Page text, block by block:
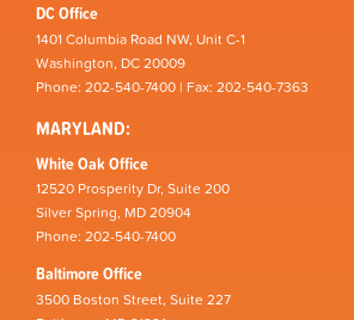
DC Office
1401 Columbia Road NW, Unit C-1
Washington, DC 20009
Phone: 202-540-7400 | Fax: 202-540-7363
MARYLAND:
White Oak Office
12520 Prosperity Dr, Suite 200
Silver Spring, MD 20904
Phone: 202-540-7400
Baltimore Office
3500 Boston Street, Suite 227